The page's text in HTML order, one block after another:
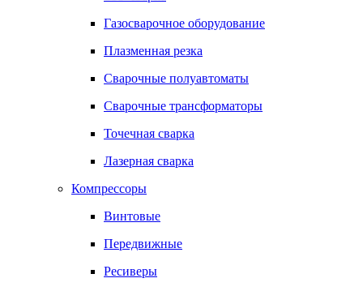
Газосварочное оборудование
Плазменная резка
Сварочные полуавтоматы
Сварочные трансформаторы
Точечная сварка
Лазерная сварка
Компрессоры
Винтовые
Передвижные
Ресиверы